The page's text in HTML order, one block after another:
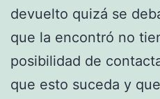
devuelto quizá se
que la encontró no
posibilidad de
que esto suceda y